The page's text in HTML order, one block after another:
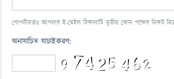
গোপনীয়তাঃ আপনার ই-মেইল ঠিকানাটি তৃতীয় কোন পক্ষের নিকট
অনাযাচিত যাচাইকরণ: